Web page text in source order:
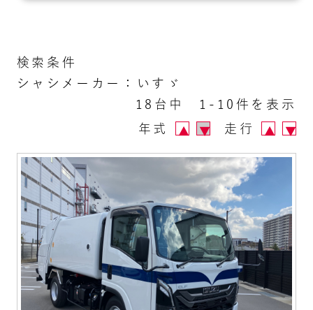
検索条件
シャシメーカー：いすゞ
18台中 1-10件を表示
年式
▲ ▼ 走行 ▲ ▼